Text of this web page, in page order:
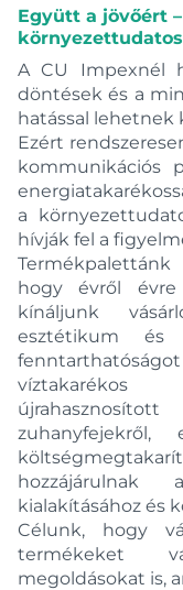
Ár
Tömeg
Együtt a jövőért
A CU Impexnél
döntések és a
hatással lehetnek
Ezért
kommunikációs
a
hívják fel a
hogy évről
kínáljunk
esztétikum
víztakarékos
kialakításához és
Célunk, hogy
termékeket
megoldásokat is,